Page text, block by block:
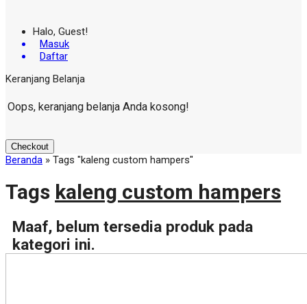
Halo, Guest!
Masuk
Daftar
Keranjang Belanja
Oops, keranjang belanja Anda kosong!
Checkout
Beranda » Tags "kaleng custom hampers"
Tags kaleng custom hampers
Maaf, belum tersedia produk pada
kategori ini.